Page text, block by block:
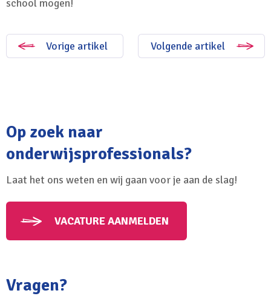
school mogen!
Vorige artikel Volgende artikel
Op zoek naar
onderwijsprofessionals?
Laat het ons weten en wij gaan voor je aan de slag!
VACATURE AANMELDEN
Vragen?